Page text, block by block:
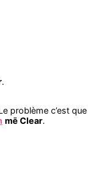
.
problème c’est
mē Clear.